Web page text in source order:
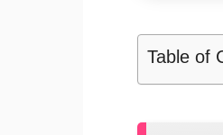
Table of